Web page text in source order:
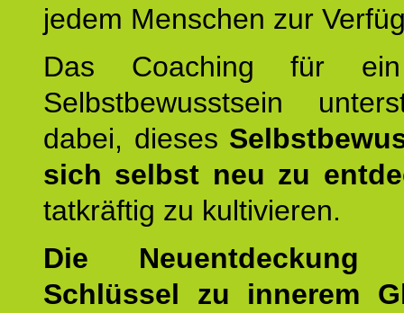
jedem Menschen zur
Das Coaching für
Selbstbewusstsein
dabei, dieses
sich selbst neu zu
tatkräftig zu kultivieren.
Die
Schlüssel zu innerem